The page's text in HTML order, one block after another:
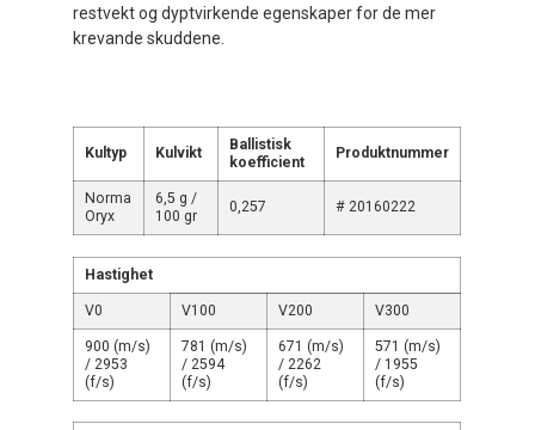
restvekt og dyptvirkende egenskaper for de mer
krevande skuddene.
Kultyp Kulvikt
Ballistisk
koefficient
Produktnummer
Norma
Oryx
6,5 g /
100 gr
0,257 # 20160222
Hastighet
V0 V100 V200 V300
900 (m/s)
/ 2953
(f/s)
781 (m/s)
/ 2594
(f/s)
671 (m/s)
/ 2262
(f/s)
571 (m/s)
/ 1955
(f/s)